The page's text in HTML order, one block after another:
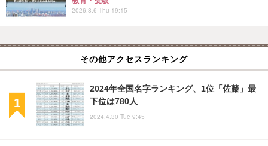
2026.8.6 Thu 19:15
その他アクセスランキング
2024年全国名字ランキング、1位「佐藤」最
下位は780人
2024.4.30 Tue 9:45